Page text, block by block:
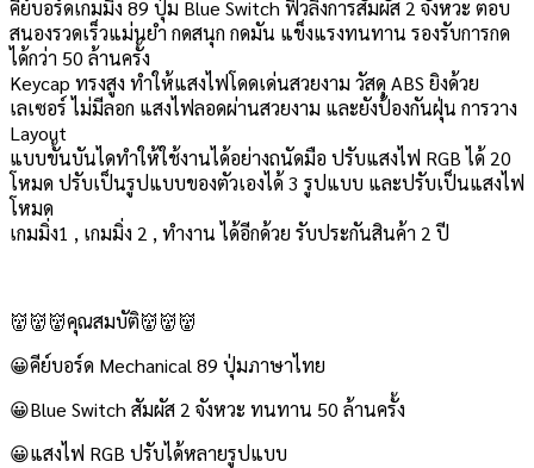
คีย์บอร์ดเกมมิ่ง 89 ปุ่ม Blue Switch ฟิวลิ่งการสัมผัส 2 จังหวะ ตอบ
สนองรวดเร็วแม่นยำ กดสนุก กดมัน แข็งแรงทนทาน รองรับการกด
ได้กว่า 50 ล้านครั้ง
Keycap ทรงสูง ทำให้แสงไฟโดดเด่นสวยงาม วัสดุ ABS ยิงด้วย
เลเซอร์ ไม่มีลอก แสงไฟลอดผ่านสวยงาม และยังป้องกันฝุ่น การวาง
Layout
แบบขั้นบันไดทำให้ใช้งานได้อย่างถนัดมือ ปรับแสงไฟ RGB ได้ 20
โหมด ปรับเป็นรูปแบบของตัวเองได้ 3 รูปแบบ และปรับเป็นแสงไฟ
โหมด
เกมมิ่ง1 , เกมมิ่ง 2 , ทำงาน ได้อีกด้วย รับประกันสินค้า 2 ปี
👹👹👹คุณสมบัติ👹👹👹
😀คีย์บอร์ด Mechanical 89 ปุ่มภาษาไทย
😀Blue Switch สัมผัส 2 จังหวะ ทนทาน 50 ล้านครั้ง
😀แสงไฟ RGB ปรับได้หลายรูปแบบ